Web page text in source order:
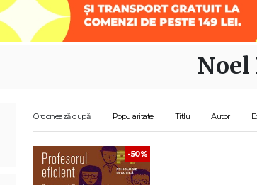
Noel
Ordonează după: Popularitate Titlu Autor
-50%